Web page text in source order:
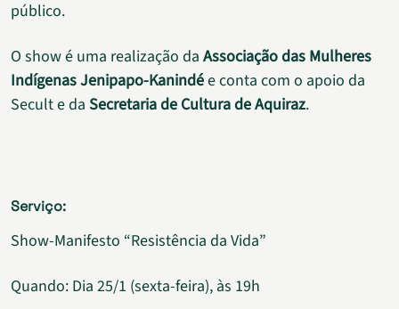
público.
O show é uma realização da Associação das Mulheres
Indígenas Jenipapo-Kanindée conta com o apoio da
Secult e da Secretaria de Cultura de Aquiraz.
Serviço:
Show-Manifesto “Resistência da Vida”
Quando: Dia 25/1 (sexta-feira), às 19h